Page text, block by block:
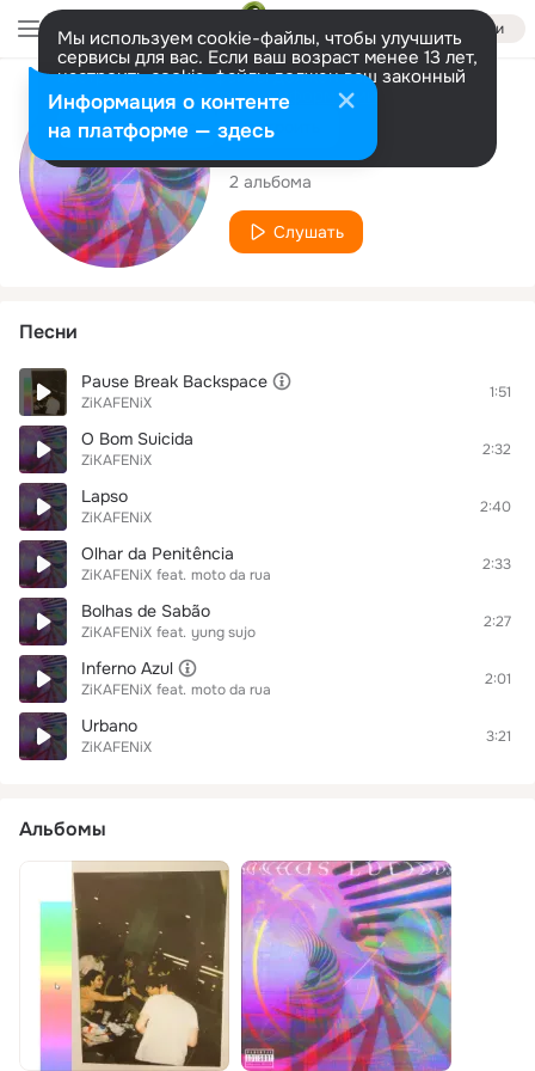
Войти
Мы используем cookie-файлы, чтобы улучшить
сервисы для вас. Если ваш возраст менее 13 лет,
настроить cookie-файлы должен ваш законный
представитель. Больше информации
Разрешить все Настроить
Исполнитель
ZiKAFENiX
2 альбома
Слушать
Песни
Pause Break Backspace
ZiKAFENiX
1:51
O Bom Suicida
ZiKAFENiX
2:32
Lapso
ZiKAFENiX
2:40
Olhar da Penitência
ZiKAFENiX feat. moto da rua
2:33
Bolhas de Sabão
ZiKAFENiX feat. yung sujo
2:27
Inferno Azul
ZiKAFENiX feat. moto da rua
2:01
Urbano
ZiKAFENiX
3:21
Альбомы
Информация о контенте
на платформе — здесь